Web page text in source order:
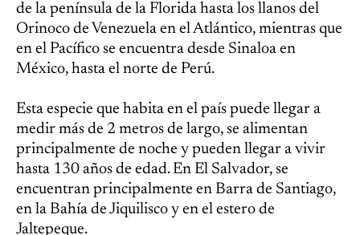
de la península de la Florida hasta los llanos del
Orinoco de Venezuela en el Atlántico, mientras que
en el Pacífico se encuentra desde Sinaloa en
México, hasta el norte de Perú.
Esta especie que habita en el país puede llegar a
medir más de 2 metros de largo, se alimentan
principalmente de noche y pueden llegar a vivir
hasta 130 años de edad. En El Salvador, se
encuentran principalmente en Barra de Santiago,
en la Bahía de Jiquilisco y en el estero de
Jaltepeque.